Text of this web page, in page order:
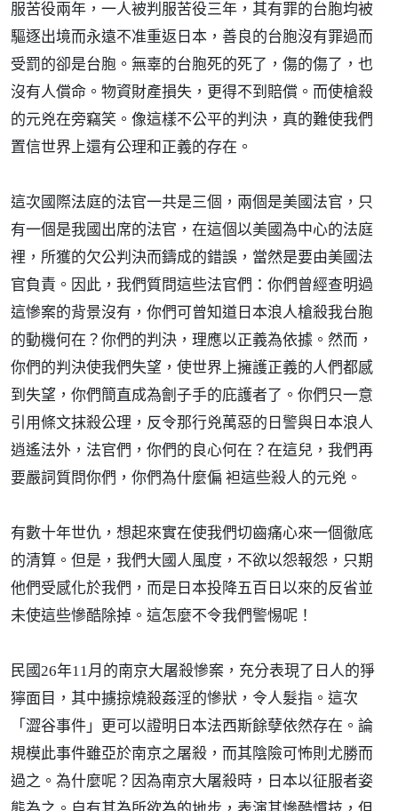
服苦役兩年，一人被判服苦役三年，其有罪的台胞均被
驅逐出境而永遠不准重返日本，善良的台胞沒有罪過而
受罰的卻是台胞。無辜的台胞死的死了，傷的傷了，也
沒有人償命。物資財產損失，更得不到賠償。而使槍殺
的元兇在旁竊笑。像這樣不公平的判決，真的難使我們
置信世界上還有公理和正義的存在。
這次國際法庭的法官一共是三個，兩個是美國法官，只
有一個是我國出席的法官，在這個以美國為中心的法庭
裡，所獲的欠公判決而鑄成的錯誤，當然是要由美國法
官負責。因此，我們質問這些法官們：你們曾經查明過
這慘案的背景沒有，你們可曾知道日本浪人槍殺我台胞
的動機何在？你們的判決，理應以正義為依據。然而，
你們的判決使我們失望，使世界上擁護正義的人們都感
到失望，你們簡直成為劊子手的庇護者了。你們只一意
引用條文抹殺公理，反令那行兇萬惡的日警與日本浪人
逍遙法外，法官們，你們的良心何在？在這兒，我們再
要嚴詞質問你們，你們為什麼偏 袒這些殺人的元兇。
有數十年世仇，想起來實在使我們切齒痛心來一個徹底
的清算。但是，我們大國人風度，不欲以怨報怨，只期
他們受感化於我們，而是日本投降五百日以來的反省並
未使這些慘酷除掉。這怎麼不令我們警惕呢！
民國26年11月的南京大屠殺慘案，充分表現了日人的猙
獰面目，其中擄掠燒殺姦淫的慘狀，令人髮指。這次
「澀谷事件」更可以證明日本法西斯餘孽依然存在。論
規模此事件雖亞於南京之屠殺，而其陰險可怖則尤勝而
過之。為什麼呢？因為南京大屠殺時，日本以征服者姿